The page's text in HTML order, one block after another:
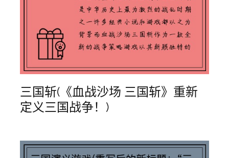
三国斩(《血战沙场 三国斩》重新
定义三国战争！)